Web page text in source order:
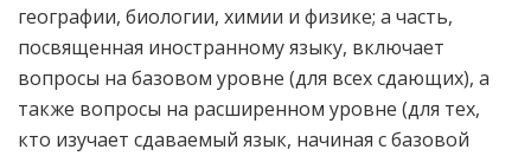
географии, биологии, химии и физике; а часть,
посвященная иностранному языку, включает
вопросы на базовом уровне (для всех сдающих), а
также вопросы на расширенном уровне (для тех,
кто изучает сдаваемый язык, начиная с базовой